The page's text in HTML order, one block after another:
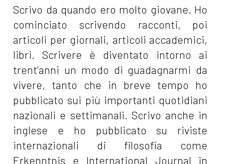
Scrivo da quando ero molto giovane. Ho
cominciato scrivendo racconti, poi
articoli per giornali, articoli accademici,
libri. Scrivere è diventato intorno ai
trent'anni un modo di guadagnarmi da
vivere, tanto che in breve tempo ho
pubblicato sui più importanti quotidiani
nazionali e settimanali. Scrivo anche in
inglese e ho pubblicato su riviste
internazionali di filosofia come
Erkenntnis e International Journal in